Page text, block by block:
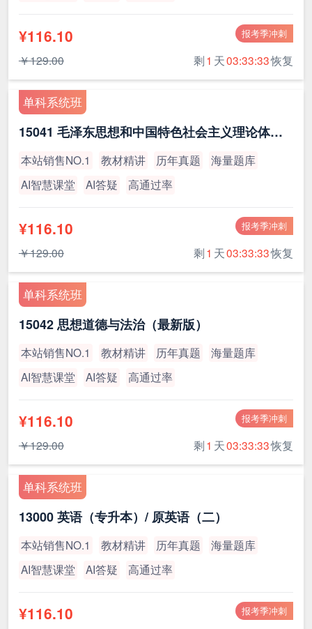
报考季冲刺
¥116.10
￥129.00 剩1 天03:33:32恢复
单科系统班
15041 毛泽东思想和中国特色社会主义理论体系概论（最新版）
本站销售NO.1 教材精讲 历年真题
海量题库
AI智慧课堂
AI答疑 高通过率
报考季冲刺
¥116.10
￥129.00 剩1 天03:33:32恢复
单科系统班
15042 思想道德与法治（最新版）
本站销售NO.1 教材精讲 历年真题
海量题库
AI智慧课堂
AI答疑 高通过率
报考季冲刺
¥116.10
￥129.00 剩1 天03:33:32恢复
单科系统班
13000 英语（专升本）/ 原英语（二）
本站销售NO.1 教材精讲 历年真题
海量题库
AI智慧课堂
AI答疑 高通过率
报考季冲刺
¥116.10